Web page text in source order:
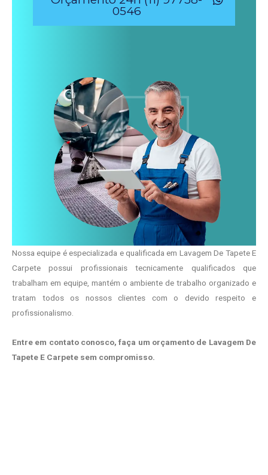
0546
Nossa equipe é especializada e qualificada em Lavagem De Tapete E
Carpete possui profissionais tecnicamente qualificados que
trabalham em equipe, mantém o ambiente de trabalho organizado e
tratam todos os nossos clientes com o devido respeito e
profissionalismo.
Entre em contato conosco, faça um orçamento de Lavagem De
Tapete E Carpete sem compromisso.